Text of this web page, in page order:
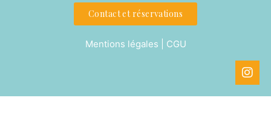
Contact et réservations
Mentions légales | CGU